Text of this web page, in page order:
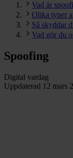
Vad är
Olika typer
Så skyddar
Vad gör du
Spoofing
Digital vardag
Uppdaterad 12 mars